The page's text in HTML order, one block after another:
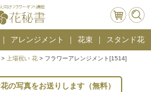
アレンジメント 花束 スタンド花
> 上場祝い 花 > フラワーアレンジメント[1514]
の写真をお送りします（無料）